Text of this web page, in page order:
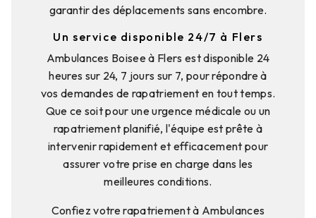
garantir des déplacements sans encombre.
Un service disponible 24/7 à Flers
Ambulances Boisee à Flers est disponible 24
heures sur 24, 7 jours sur 7, pour répondre à
vos demandes de rapatriement en tout temps.
Que ce soit pour une urgence médicale ou un
rapatriement planifié, l'équipe est prête à
intervenir rapidement et efficacement pour
assurer votre prise en charge dans les
meilleures conditions.
Confiez votre rapatriement à Ambulances